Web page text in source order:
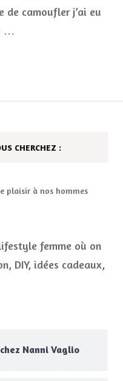
de camoufler j’ai eu
…
CHERCHEZ :
plaisir à nos hommes
femme où on
DIY, idées cadeaux,
Nanni Vaglio